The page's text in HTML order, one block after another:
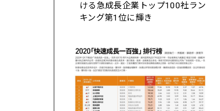
ける急成長企業トップ100社ラン
キング第1 位に輝き